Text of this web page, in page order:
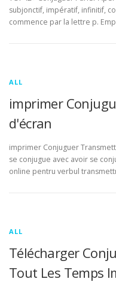
subjonctif, impératif, infinitif,
commence par la lettre p.
ALL
imprimer
d'écran
imprimer Conjuguer
se conjugue avec avoir se
online pentru verbul
ALL
Télécharger
Tout Les Temps